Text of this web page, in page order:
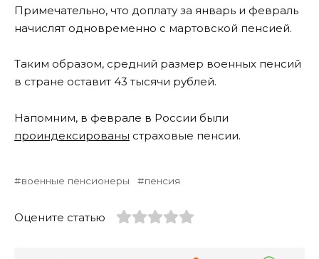
Примечательно, что доплату за январь и февраль
начислят одновременно с мартовской пенсией.
Таким образом, средний размер военных пенсий
в стране оставит 43 тысячи рублей.
Напомним, в феврале в России были
проиндексированы страховые пенсии.
военные пенсионеры пенсия
Оцените статью